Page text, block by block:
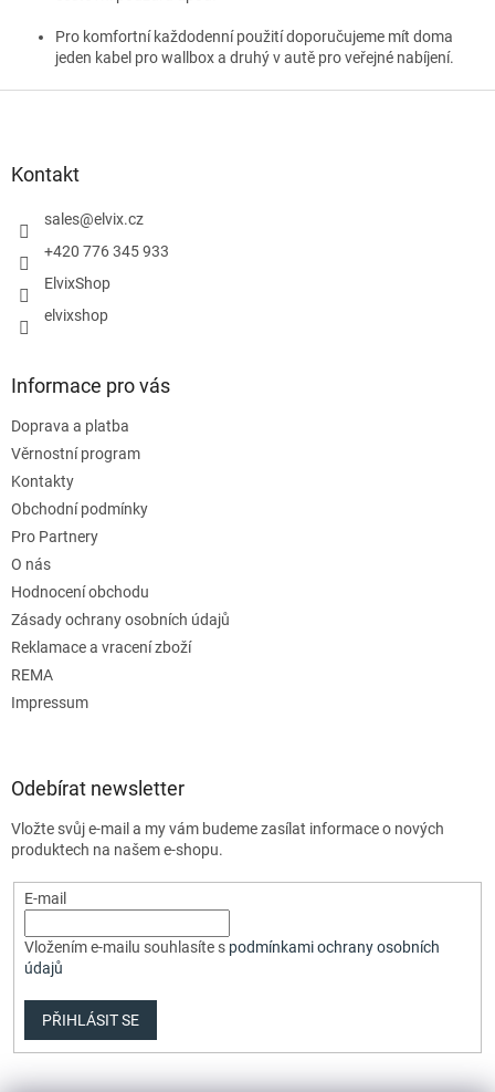
Pro komfortní každodenní použití doporučujeme mít doma
jeden kabel pro wallbox a druhý v autě pro veřejné nabíjení.
Kontakt
sales@elvix.cz
+420 776 345 933
ElvixShop
elvixshop
Informace pro vás
Doprava a platba
Věrnostní program
Kontakty
Obchodní podmínky
Pro Partnery
O nás
Hodnocení obchodu
Zásady ochrany osobních údajů
Reklamace a vracení zboží
REMA
Impressum
Odebírat newsletter
Vložte svůj e-mail a my vám budeme zasílat informace o nových
produktech na našem e-shopu.
E-mail
Vložením e-mailu souhlasíte s podmínkami ochrany osobních
údajů
PŘIHLÁSIT SE